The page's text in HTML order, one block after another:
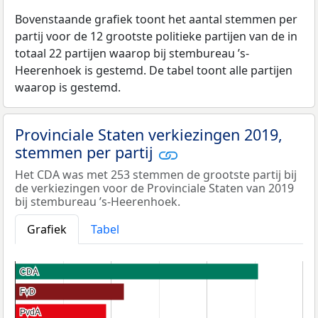
Bovenstaande grafiek toont het aantal stemmen per
partij voor de 12 grootste politieke partijen van de in
totaal 22 partijen waarop bij stembureau ’s-
Heerenhoek is gestemd. De tabel toont alle partijen
waarop is gestemd.
Provinciale Staten verkiezingen 2019,
stemmen per partij
Het CDA was met 253 stemmen de grootste partij bij
de verkiezingen voor de Provinciale Staten van 2019
bij stembureau ’s-Heerenhoek.
Grafiek
Tabel
CDA
CDA
FvD
FvD
PvdA
PvdA